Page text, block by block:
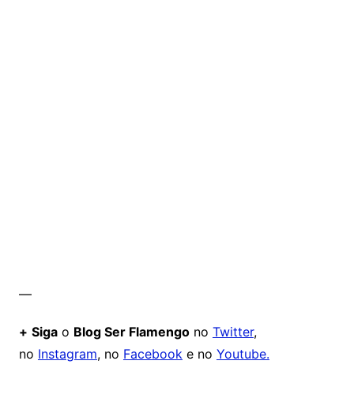
—
+ Sigao Blog Ser Flamengono Twitter,
no Instagram, no Facebooke no Youtube.